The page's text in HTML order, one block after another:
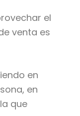
el
venta es
en
en
que